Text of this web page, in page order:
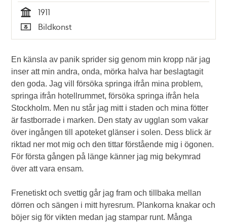
Tid
1911
Typ
Bildkonst
En känsla av panik sprider sig genom min kropp när jag
inser att min andra, onda, mörka halva har beslagtagit
den goda. Jag vill försöka springa ifrån mina problem,
springa ifrån hotellrummet, försöka springa ifrån hela
Stockholm. Men nu står jag mitt i staden och mina fötter
är fastborrade i marken. Den staty av ugglan som vakar
över ingången till apoteket glänser i solen. Dess blick är
riktad ner mot mig och den tittar förstående mig i ögonen.
För första gången på länge känner jag mig bekymrad
över att vara ensam.
Frenetiskt och svettig går jag fram och tillbaka mellan
dörren och sängen i mitt hyresrum. Plankorna knakar och
böjer sig för vikten medan jag stampar runt. Många